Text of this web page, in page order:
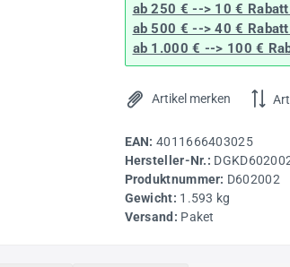
ab 250 € --> 10 €
ab 500 € --> 40 €
ab 1.000 € --> 100 €
Artikel merken
EAN: 4011666403025
Hersteller-Nr.:
Produktnummer: D602002
Gewicht: 1.593 kg
Versand: Paket